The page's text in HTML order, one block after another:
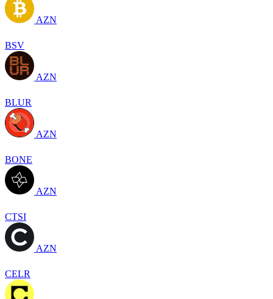
AZN
BSV
AZN
BLUR
AZN
BONE
AZN
CTSI
AZN
CELR